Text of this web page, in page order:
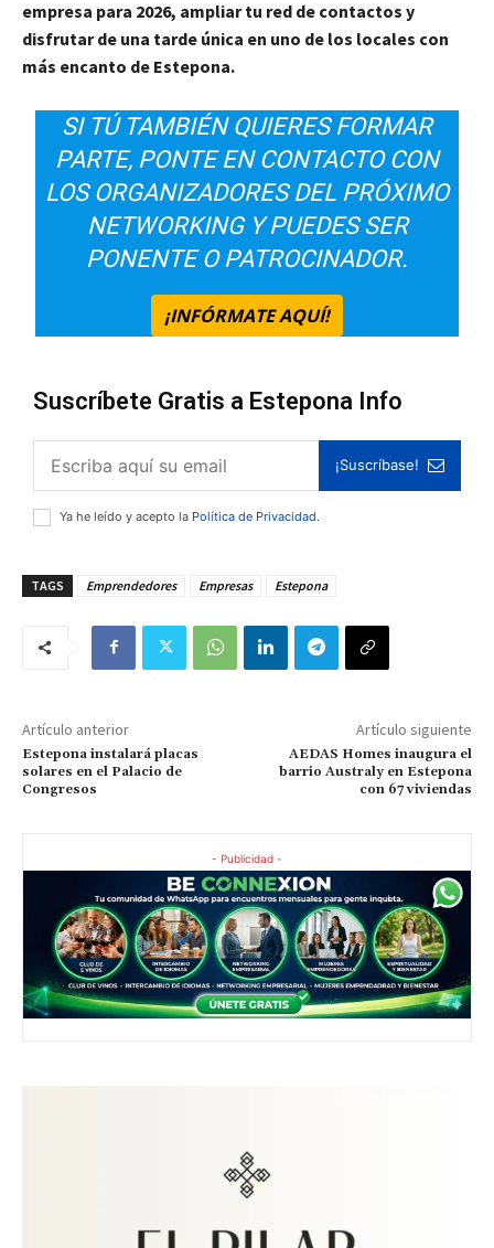
empresa para 2026, ampliar tu red de contactos y
disfrutar de una tarde única en uno de los locales con
más encanto de Estepona.
SI TÚ TAMBIÉN QUIERES FORMAR
PARTE, PONTE EN CONTACTO CON
LOS ORGANIZADORES DEL PRÓXIMO
NETWORKING Y PUEDES SER
PONENTE O PATROCINADOR.
¡INFÓRMATE AQUÍ!
Suscríbete Gratis a Estepona Info
¡Suscríbase!
Ya he leído y acepto la Política de Privacidad.
TAGS Emprendedores Empresas Estepona
Artículo anterior
Estepona instalará placas
solares en el Palacio de
Congresos
Artículo siguiente
AEDAS Homes inaugura el
barrio Australy en Estepona
con 67 viviendas
- Publicidad -